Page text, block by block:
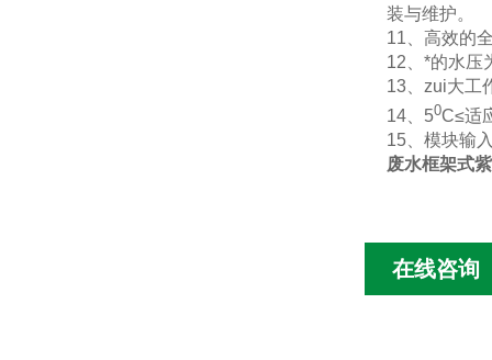
装与维护。
11 、高效的
12 、*的水
13、zui大工
14、 50C≤适
15、模块输
废水框架式
在线咨询